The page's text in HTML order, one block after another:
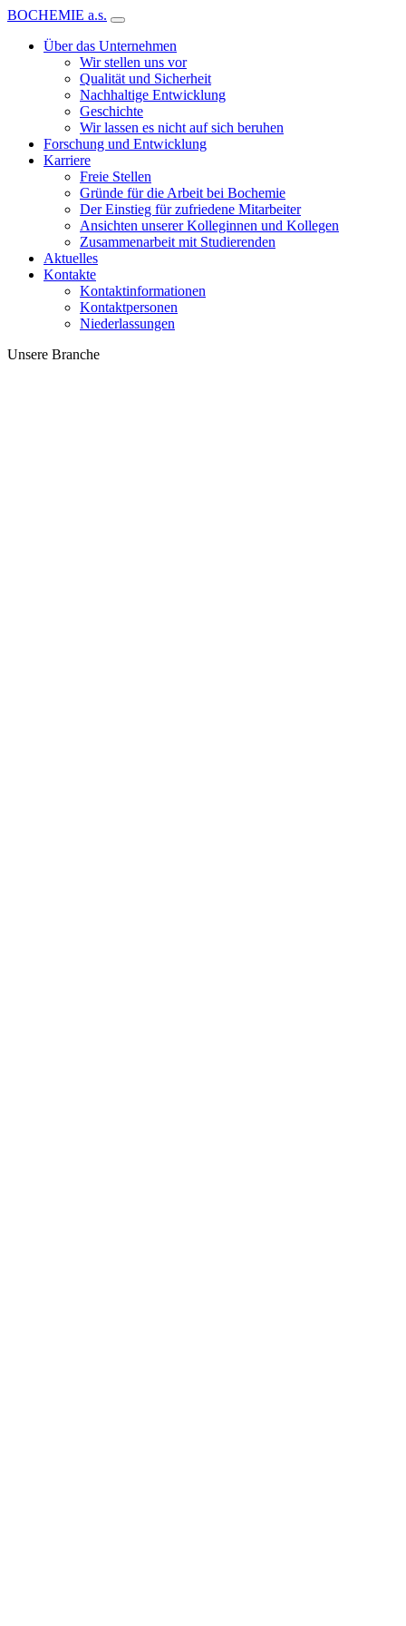
BOCHEMIE a.s.
Über das Unternehmen
Wir stellen uns vor
Qualität und Sicherheit
Nachhaltige Entwicklung
Geschichte
Wir lassen es nicht auf sich beruhen
Forschung und Entwicklung
Karriere
Freie Stellen
Gründe für die Arbeit bei Bochemie
Der Einstieg für zufriedene Mitarbeiter
Ansichten unserer Kolleginnen und Kollegen
Zusammenarbeit mit Studierenden
Aktuelles
Kontakte
Kontaktinformationen
Kontaktpersonen
Niederlassungen
Unsere Branche